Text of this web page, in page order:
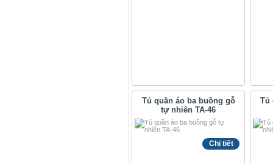
Tủ quần áo ba buồng gỗ
tự nhiên TA-46
Chi tiết
Tủ